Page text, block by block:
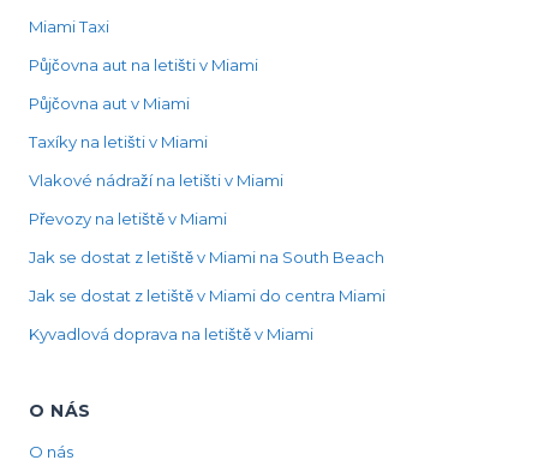
Miami Taxi
Půjčovna aut na letišti v Miami
Půjčovna aut v Miami
Taxíky na letišti v Miami
Vlakové nádraží na letišti v Miami
Převozy na letiště v Miami
Jak se dostat z letiště v Miami na South Beach
Jak se dostat z letiště v Miami do centra Miami
Kyvadlová doprava na letiště v Miami
O NÁS
O nás